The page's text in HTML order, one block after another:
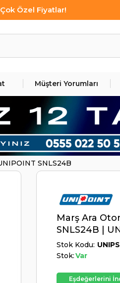
Özel Fiyatlar!
Müşteri Yorumları
SNLS24B
Marş Ara
SNLS24B |
Stok Kodu
Stok:Var
Eşdeğerlerini